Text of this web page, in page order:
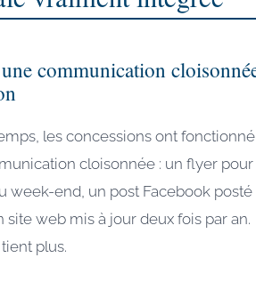
communication
les concessions ont fonctionné
cloisonnée : un flyer pour
week-end, un post Facebook posté
site web mis à jour deux fois par an.
plus.